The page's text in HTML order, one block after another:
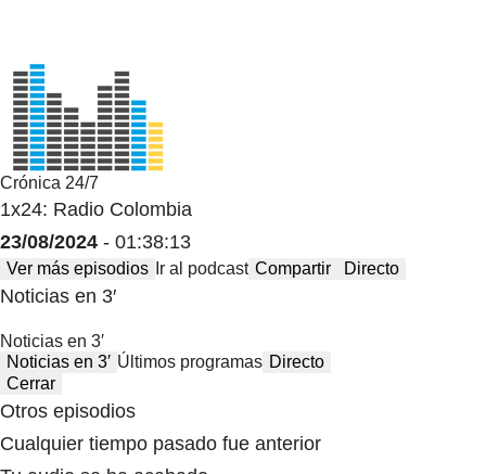
Crónica 24/7
1x24: Radio Colombia
23/08/2024 - 01:38:13
Ver más episodios Ir al podcast Compartir Directo
Noticias en 3′
Noticias en 3′
Noticias en 3′ Últimos programas Directo
Cerrar
Otros episodios
Cualquier tiempo pasado fue anterior